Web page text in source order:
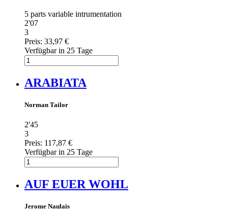
5 parts variable intrumentation
2'07
3
Preis: 33,97 €
Verfügbar in 25 Tage
ARABIATA
Norman Tailor
2'45
3
Preis: 117,87 €
Verfügbar in 25 Tage
AUF EUER WOHL
Jerome Naulais